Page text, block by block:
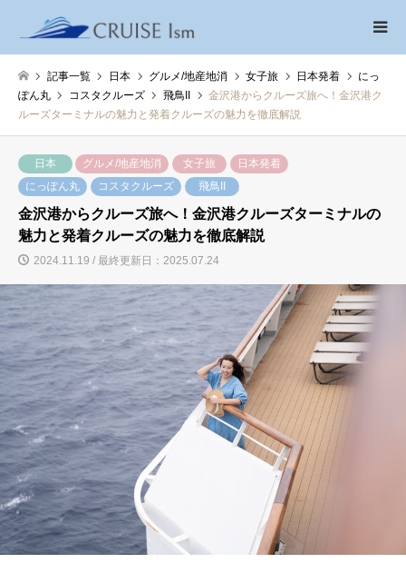
記事一覧 日本 グルメ/地産地消 女子旅 日本発着
にっ
ぽん丸
コスタクルーズ 飛鳥II
金沢港からクルーズ旅へ！金沢港ク
ルーズターミナルの魅力と発着クルーズの魅力を徹底解説
日本 グルメ/地産地消 女子旅
日本発着
にっぽん丸
コスタクルーズ 飛鳥II
金沢港からクルーズ旅へ！金沢港クルーズターミナルの
魅力と発着クルーズの魅力を徹底解説
2024.11.19 / 最終更新日：2025.07.24